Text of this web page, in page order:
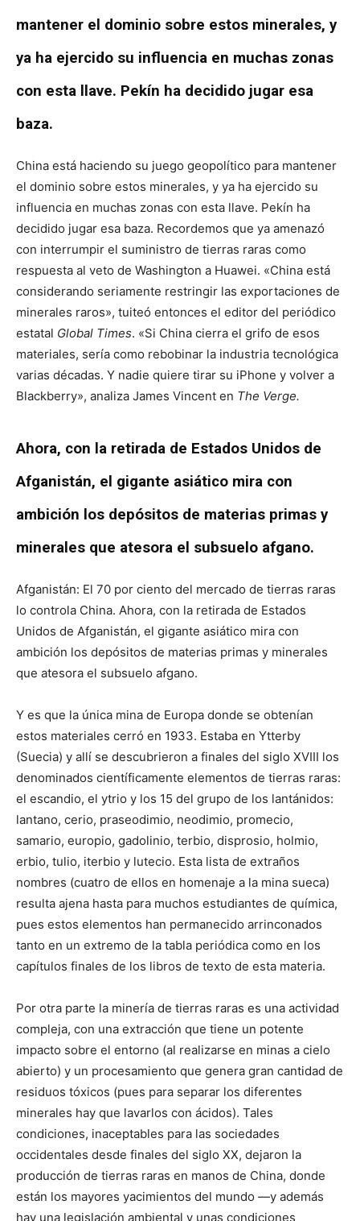
mantener el dominio sobre estos minerales, y
ya ha ejercido su influencia en muchas zonas
con esta llave. Pekín ha decidido jugar esa
baza.
China está haciendo su juego geopolítico para mantener
el dominio sobre estos minerales, y ya ha ejercido su
influencia en muchas zonas con esta llave. Pekín ha
decidido jugar esa baza. Recordemos que ya amenazó
con interrumpir el suministro de tierras raras como
respuesta al veto de Washington a Huawei. «China está
considerando seriamente restringir las exportaciones de
minerales raros», tuiteó entonces el editor del periódico
estatal Global Times. «Si China cierra el grifo de esos
materiales, sería como rebobinar la industria tecnológica
varias décadas. Y nadie quiere tirar su iPhone y volver a
Blackberry», analiza James Vincent en The Verge.
Ahora, con la retirada de Estados Unidos de
Afganistán, el gigante asiático mira con
ambición los depósitos de materias primas y
minerales que atesora el subsuelo afgano.
Afganistán: El 70 por ciento del mercado de tierras raras
lo controla China. Ahora, con la retirada de Estados
Unidos de Afganistán, el gigante asiático mira con
ambición los depósitos de materias primas y minerales
que atesora el subsuelo afgano.
Y es que la única mina de Europa donde se obtenían
estos materiales cerró en 1933. Estaba en Ytterby
(Suecia) y allí se descubrieron a finales del siglo XVIII los
denominados científicamente elementos de tierras raras:
el escandio, el ytrio y los 15 del grupo de los lantánidos:
lantano, cerio, praseodimio, neodimio, promecio,
samario, europio, gadolinio, terbio, disprosio, holmio,
erbio, tulio, iterbio y lutecio. Esta lista de extraños
nombres (cuatro de ellos en homenaje a la mina sueca)
resulta ajena hasta para muchos estudiantes de química,
pues estos elementos han permanecido arrinconados
tanto en un extremo de la tabla periódica como en los
capítulos finales de los libros de texto de esta materia.
Por otra parte la minería de tierras raras es una actividad
compleja, con una extracción que tiene un potente
impacto sobre el entorno (al realizarse en minas a cielo
abierto) y un procesamiento que genera gran cantidad de
residuos tóxicos (pues para separar los diferentes
minerales hay que lavarlos con ácidos). Tales
condiciones, inaceptables para las sociedades
occidentales desde finales del siglo XX, dejaron la
producción de tierras raras en manos de China, donde
están los mayores yacimientos del mundo —y además
hay una legislación ambiental y unas condiciones